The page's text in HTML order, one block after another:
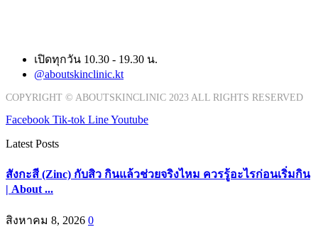
เปิดทุกวัน 10.30 - 19.30 น.
@aboutskinclinic.kt
COPYRIGHT © ABOUTSKINCLINIC 2023 ALL RIGHTS RESERVED
Facebook Tik-tok LineYoutube
Latest Posts
สังกะสี (Zinc) กับสิว กินแล้วช่วยจริงไหม ควรรู้อะไรก่อนเริ่มกิน
| About ...
สิงหาคม 8, 2026 0